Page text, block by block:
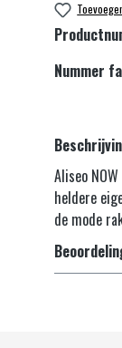
Nummer
Aliseo
heldere
de mode